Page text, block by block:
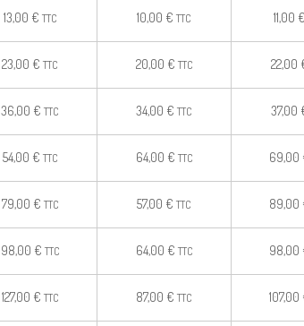
13,00 € TTC 10,00 € TTC 11,00 €
23,00 € TTC 20,00 € TTC 22,00
36,00 € TTC 34,00 € TTC 37,00
54,00 € TTC 64,00 € TTC 69,00
79,00 € TTC 57,00 € TTC 89,00
98,00 € TTC 64,00 € TTC 98,00
127,00 € TTC 87,00 € TTC 107,00